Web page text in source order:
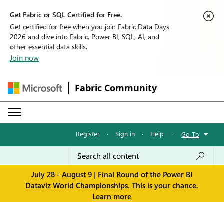
Get Fabric or SQL Certified for Free.
Get certified for free when you join Fabric Data Days
2026 and dive into Fabric, Power BI, SQL, AI, and
other essential data skills.
Join now
Fabric Community
Register · Sign in · Help · Go To
July 28 - August 9 | Final Round of the Power BI
Dataviz World Championships. This is your chance.
Learn more